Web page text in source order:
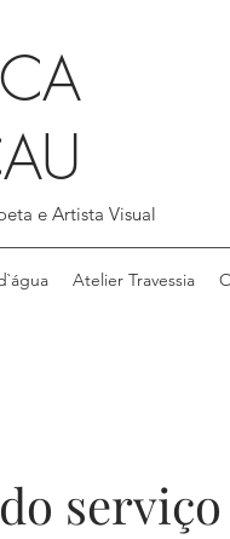
CA
e Artista Visual
Atelier Travessia
serviço